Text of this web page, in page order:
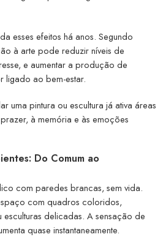
esses efeitos há anos. Segundo
à arte pode reduzir níveis de
e aumentar a produção de
ligado ao bem-estar.
uma pintura ou escultura já ativa áreas
à memória e às emoções
Do Comum ao
com paredes brancas, sem vida.
com quadros coloridos,
delicadas. A sensação de
quase instantaneamente.